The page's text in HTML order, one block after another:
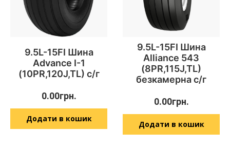
9.5L-15FI Шина
Advance I-1
(10PR,120J,TL) с/г
0.00грн.
Додати в кошик
9.5L-15FI Шина
Alliance 543
(8PR,115J,TL)
безкамерна с/г
0.00грн.
Додати в кошик